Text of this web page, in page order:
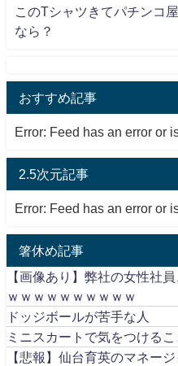
このTシャツきてパチンコ
なら？
おすすめ記事
Error: Feed has an error or
2.5次元記事
Error: Feed has an error or
箸休め記事
【画像あり】弊社の女性社
ｗｗｗｗｗｗｗｗｗｗ
ドッジボールが苦手な人
ミニスカートで気をつけるこ
【悲報】仙台育英のマネー